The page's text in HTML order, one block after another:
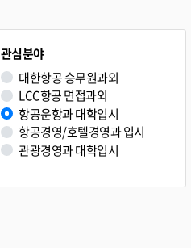
관심분야
대한항공 승무원과외
LCC항공 면접과외
항공운항과 대학입시
항공경영/호텔경영과 입시
관광경영과 대학입시